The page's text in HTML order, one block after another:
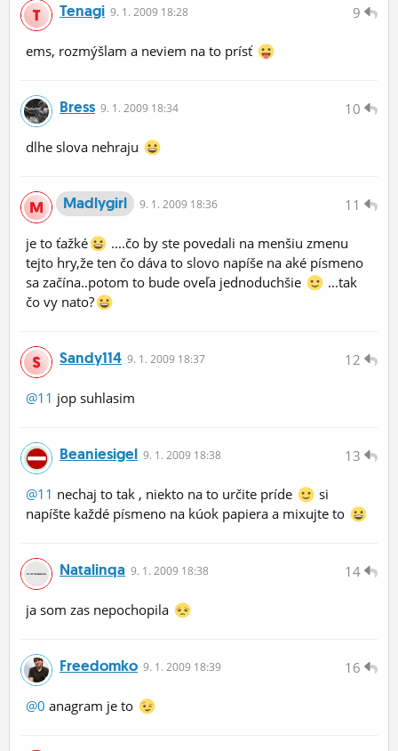
9
Tenagi 9. 1. 2009 18:28
ems, rozmýšlam a neviem na to prísť
10
Bress 9. 1. 2009 18:34
dlhe slova nehraju
11
Madlygirl 9. 1. 2009 18:36
je to ťažké
....čo by ste povedali na menšiu zmenu
tejto hry,že ten čo dáva to slovo napíše na aké písmeno
sa začína..potom to bude oveľa jednoduchšie
...tak
čo vy nato?
12
Sandy114 9. 1. 2009 18:37
@11 jop suhlasim
13
Beaniesigel 9. 1. 2009 18:38
@11 nechaj to tak , niekto na to určite príde
si
napíšte každé písmeno na kúok papiera a mixujte to
14
Natalinqa 9. 1. 2009 18:38
ja som zas nepochopila
16
Freedomko 9. 1. 2009 18:39
@0 anagram je to